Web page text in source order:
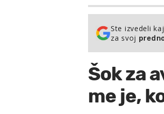
Ste izvedeli
za svoj
Šok za
me je,